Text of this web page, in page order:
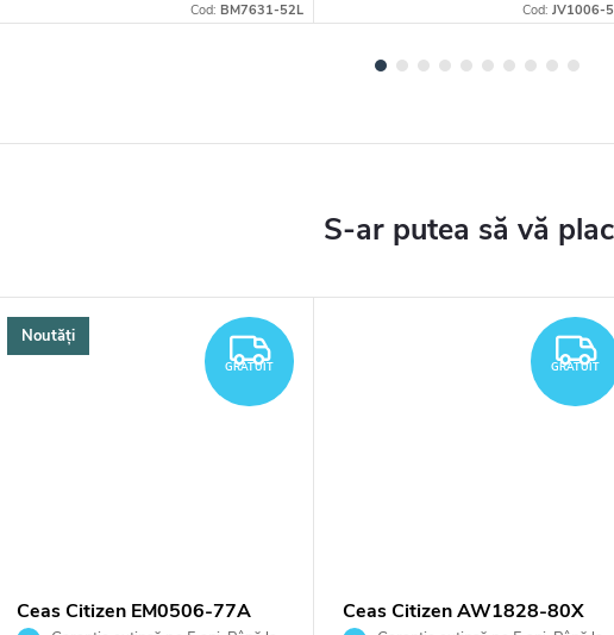
Cod: BM7631-52L Cod: JV1006-
Noutăți GRATUIT
GRATUIT
Ceas Citizen EM0506-77A
GRATUIT
Ceas Citizen AW1828-80X